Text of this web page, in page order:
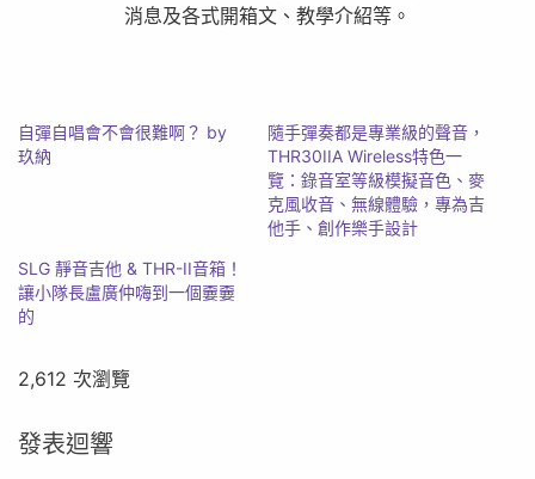
消息及各式開箱文、教學介紹等。
自彈自唱會不會很難啊？ by
玖納
隨手彈奏都是專業級的聲音，
THR30IIA Wireless特色一
覽：錄音室等級模擬音色、麥
克風收音、無線體驗，專為吉
他手、創作樂手設計
SLG 靜音吉他 & THR-II音箱！
讓小隊長盧廣仲嗨到一個嫑嫑
的
2,612 次瀏覽
發表迴響